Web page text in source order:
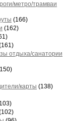
метро/трамваи
(166)
(162)
отдыха/санатории
карты (138)